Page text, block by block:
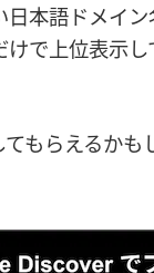
本語ドメイ
で上位表示
もらえるかも